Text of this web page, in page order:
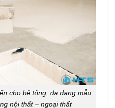
cho bê tông, đa dạng mẫu
nội thất – ngoại thất